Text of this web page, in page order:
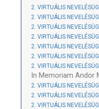
2. VIRTUÁLIS
2. VIRTUÁLIS
2. VIRTUÁLIS
2. VIRTUÁLIS
2. VIRTUÁLIS
2. VIRTUÁLIS
2. VIRTUÁLIS
In Memoriam Andor
2. VIRTUÁLIS
2. VIRTUÁLIS
2. VIRTUÁLIS